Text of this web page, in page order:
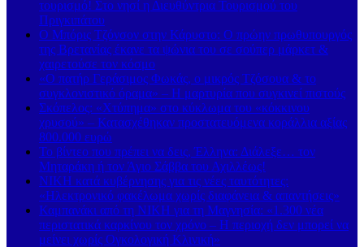
τουρισμό! Στο νησί η Διευθύντρια Τουρισμού του
Πριγκιπάτου
Ο Μπόρις Τζόνσον στην Κάρυστο: Ο πρώην πρωθυπουργός
της Βρετανίας έκανε τα ψώνια του σε σούπερ μάρκετ &
χαιρετούσε τον κόσμο
«Ο πατήρ Γεράσιμος Φωκάς, ο μικρός Τζόσουα & το
συγκλονιστικό όραμα» – Η μαρτυρία που συγκινεί πιστούς
Σκόπελος: «Χτύπημα» στο κύκλωμα του «κόκκινου
χρυσού» – Κατασχέθηκαν προστατευόμενα κοράλλια αξίας
800.000 ευρώ
Το βίντεο που πρέπει να δεις, Έλληνα: Διάλεξε… τον
Μηταράκη ή τον Άγιο Σάββα του Αχιλλέως!
ΝΙΚΗ κατά κυβέρνησης για τις νέες ταυτότητες:
«Ηλεκτρονικό φακέλωμα χωρίς διαφάνεια & απαντήσεις»
Καμπανάκι από τη ΝΙΚΗ για τη Μαγνησία: «1.300 νέα
περιστατικά καρκίνου τον χρόνο – Η περιοχή δεν μπορεί να
μείνει χωρίς Ογκολογική Κλινική»